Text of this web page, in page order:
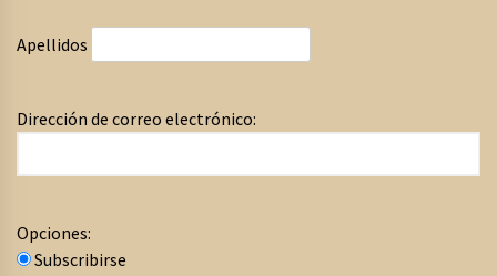
Apellidos
Dirección de correo electrónico:
Opciones:
Subscribirse